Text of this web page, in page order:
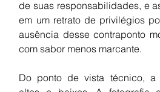
de suas responsabilidades, e
em um retrato de privilégios
ausência desse contraponto
com sabor menos marcante.
Do ponto de vista técnico, a